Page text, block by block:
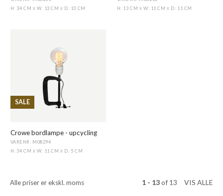
H: 34 CM X W: 13 CM X D: 13 CM
H: 13 CM X W: 11 CMX D: 11 CM
SALE
Crowe bordlampe - upcycling
VARENR: M08294
H: 34 CM X W: 11 CM X D: 5 CM
Alle priser er ekskl. moms 1 - 13of 13 VIS ALLE